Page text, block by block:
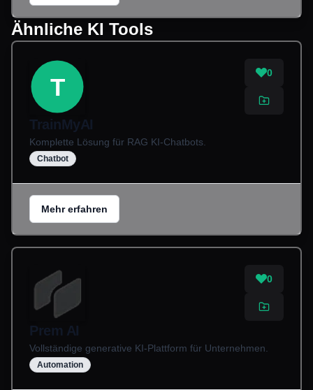
Ähnliche KI Tools
T
0
TrainMyAI
Komplette Lösung für RAG KI-Chatbots.
Chatbot
Mehr erfahren
0
Prem AI
Vollständige generative KI-Plattform für Unternehmen.
Automation